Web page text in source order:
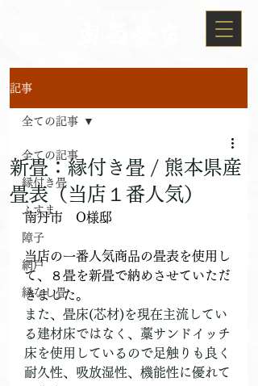
記事
全ての記事
縁付き畳
ふすま
障子
網戸
縁なし畳
全ての記事
新畳：縁付き畳 / 熊本県産
畳表（当店１番人気）
南丹市　O様邸
当店の一番人気商品の畳表を使用し
て、８畳を新畳で納めさせていただ
きました。
また、畳床(芯材)を現在主流してい
る建材床ではなく、藁サンドイッチ
床を使用しているので足触りも良く
耐久性、吸放湿性、機能性に優れて